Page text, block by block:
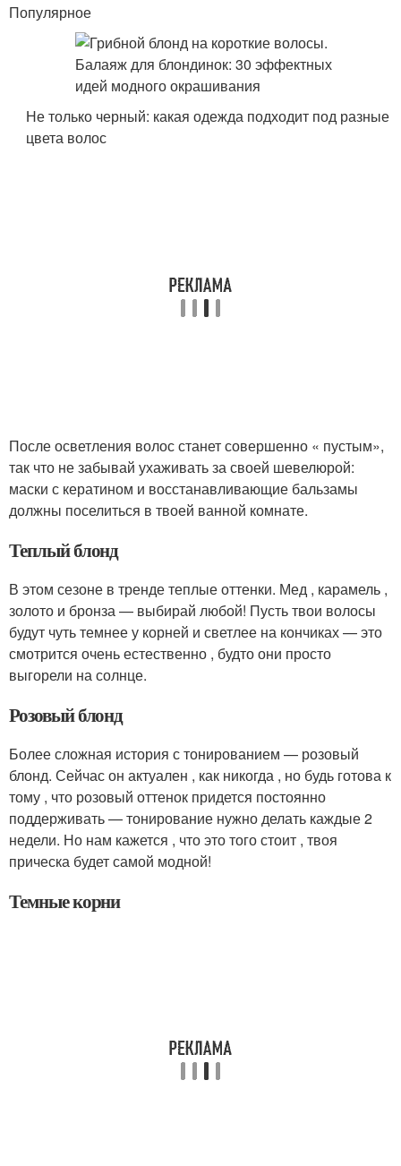
Популярное
Не только черный: какая одежда подходит под разные
цвета волос
После осветления волос станет совершенно « пустым»,
так что не забывай ухаживать за своей шевелюрой:
маски с кератином и восстанавливающие бальзамы
должны поселиться в твоей ванной комнате.
Теплый блонд
В этом сезоне в тренде теплые оттенки. Мед , карамель ,
золото и бронза — выбирай любой! Пусть твои волосы
будут чуть темнее у корней и светлее на кончиках — это
смотрится очень естественно , будто они просто
выгорели на солнце.
Розовый блонд
Более сложная история с тонированием — розовый
блонд. Сейчас он актуален , как никогда , но будь готова к
тому , что розовый оттенок придется постоянно
поддерживать — тонирование нужно делать каждые 2
недели. Но нам кажется , что это того стоит , твоя
прическа будет самой модной!
Темные корни